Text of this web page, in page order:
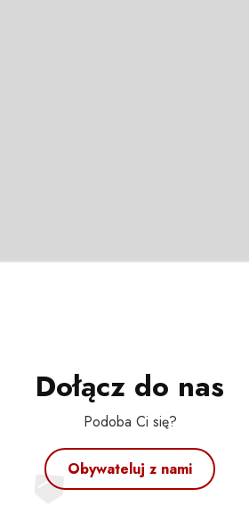
Dołącz do nas
Podoba Ci się?
Obywateluj z nami